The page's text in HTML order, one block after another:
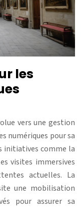
les
vers une gestion
numériques pour sa
initiatives comme la
visites immersives
actuelles. La
une mobilisation
pour assurer sa